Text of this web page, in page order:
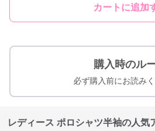
カートに追加
購入時のル
必ず購入前にお読みく
レディース ポロシャツ半袖の人気